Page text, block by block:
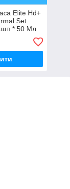
Elite Hd+
Set
* 50 Мл